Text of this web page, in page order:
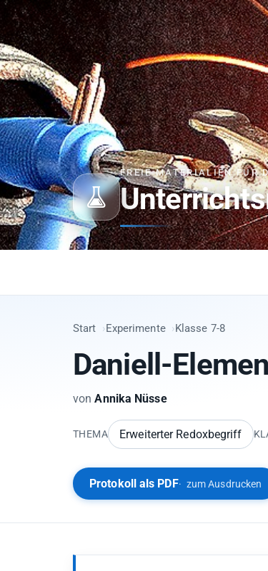
FREIE MATERIALIEN FÜR
Start Experimente Klasse 7-8
Daniell-
vonAnnika Nüsse
THEMA Erweiterter Redoxbegriff
Protokoll als PDF zum Ausdrucken